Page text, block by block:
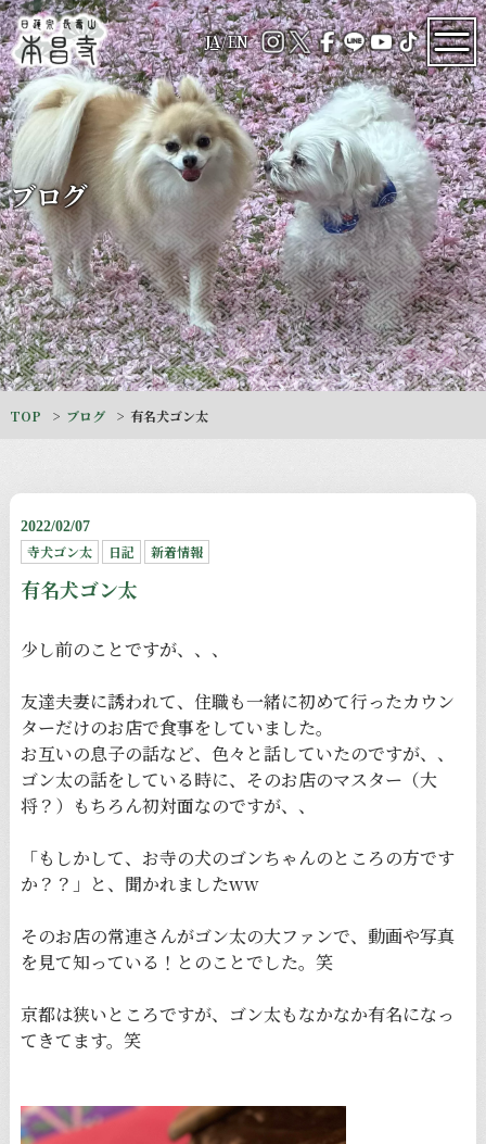
JA/EN
ブログ
TOP ブログ 有名犬ゴン太
2022/02/07
寺犬ゴン太 日記 新着情報
有名犬ゴン太
少し前のことですが、、、
友達夫妻に誘われて、住職も一緒に初めて行ったカウン
ターだけのお店で食事をしていました。
お互いの息子の話など、色々と話していたのですが、、
ゴン太の話をしている時に、そのお店のマスター（大
将？）もちろん初対面なのですが、、
「もしかして、お寺の犬のゴンちゃんのところの方です
か？？」と、聞かれましたww
そのお店の常連さんがゴン太の大ファンで、動画や写真
を見て知っている！とのことでした。笑
京都は狭いところですが、ゴン太もなかなか有名になっ
てきてます。笑